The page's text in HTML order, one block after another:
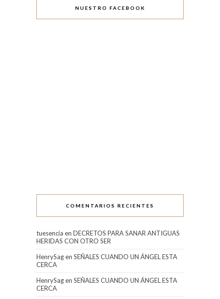
NUESTRO FACEBOOK
COMENTARIOS RECIENTES
tuesencia en DECRETOS PARA SANAR ANTIGUAS
HERIDAS CON OTRO SER
HenrySagen SEÑALES CUANDO UN ÁNGEL ESTA
CERCA
HenrySagen SEÑALES CUANDO UN ÁNGEL ESTA
CERCA